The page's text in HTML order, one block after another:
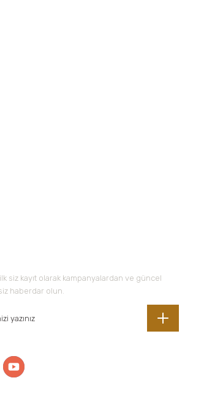
siz kayıt olarak kampanyalardan ve güncel
haberdar olun.